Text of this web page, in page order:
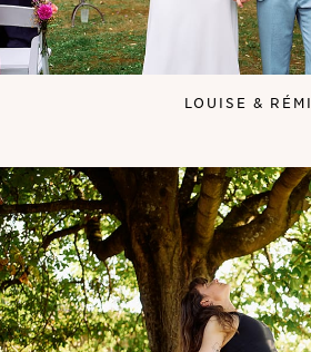
LOUISE & RÉMI